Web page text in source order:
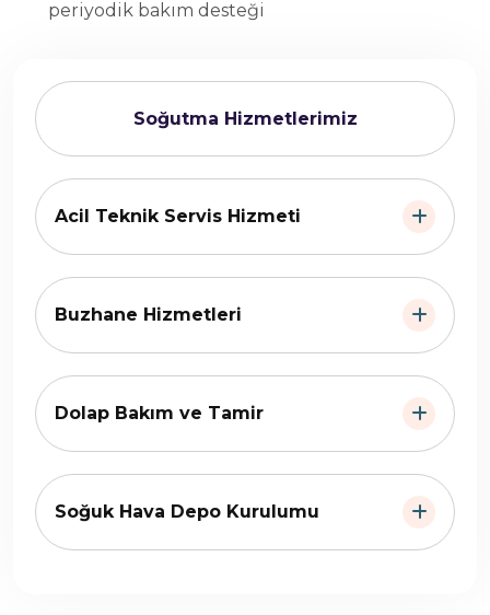
Soğutma Hizmetlerimiz
Acil Teknik Servis Hizmeti
Buzhane Hizmetleri
Dolap Bakım ve Tamir
Soğuk Hava Depo Kurulumu
periyodik bakım desteği